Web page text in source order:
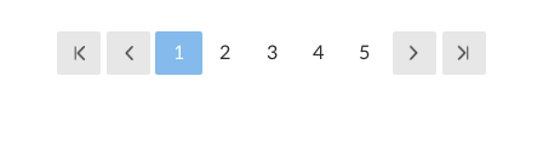
1 2 3 4 5